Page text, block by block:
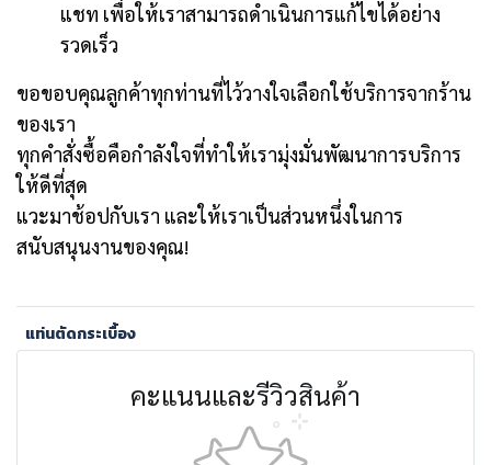
แชท เพื่อให้เราสามารถดำเนินการแก้ไขได้อย่าง
รวดเร็ว
ขอขอบคุณลูกค้าทุกท่านที่ไว้วางใจเลือกใช้บริการจากร้าน
ของเรา
ทุกคำสั่งซื้อคือกำลังใจที่ทำให้เรามุ่งมั่นพัฒนาการบริการ
ให้ดีที่สุด
แวะมาช้อปกับเรา และให้เราเป็นส่วนหนึ่งในการ
สนับสนุนงานของคุณ!
แท่นตัดกระเบื้อง
คะแนนและรีวิวสินค้า